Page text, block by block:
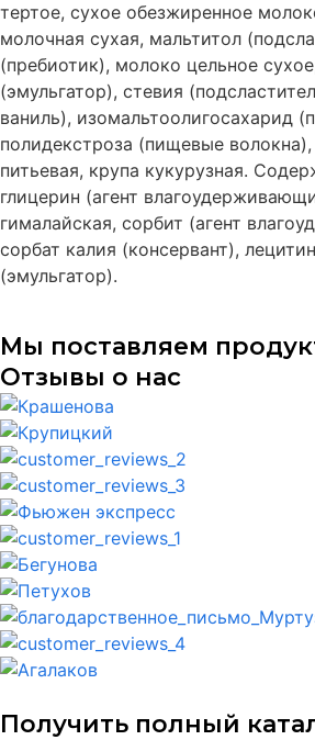
тертое, сухое обезжиренное
молочная сухая, мальтитол
(пребиотик), молоко цельное
(эмульгатор), стевия
ваниль), изомальтоолигосахарид
полидекстроза (пищевые
питьевая, крупа кукурузная.
глицерин (агент
гималайская, сорбит (агент
сорбат калия (консервант),
(эмульгатор).
Мы поставляем
Отзывы о нас
Получить полный